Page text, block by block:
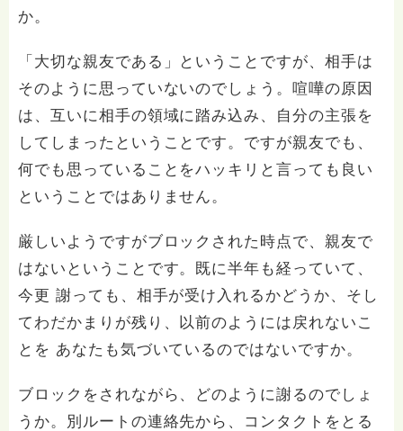
か。
「大切な親友である」ということですが、相手は
そのように思っていないのでしょう。喧嘩の原因
は、互いに相手の領域に踏み込み、自分の主張を
してしまったということです。ですが親友でも、
何でも思っていることをハッキリと言っても良い
ということではありません。
厳しいようですがブロックされた時点で、親友で
はないということです。既に半年も経っていて、
今更 謝っても、相手が受け入れるかどうか、そし
てわだかまりが残り、以前のようには戻れないこ
とを あなたも気づいているのではないですか。
ブロックをされながら、どのように謝るのでしょ
うか。別ルートの連絡先から、コンタクトをとる